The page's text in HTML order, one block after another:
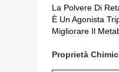
La Polvere Di
È Un Agonista
Migliorare Il
Proprietà